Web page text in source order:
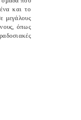
και το
μεγάλους
όπως